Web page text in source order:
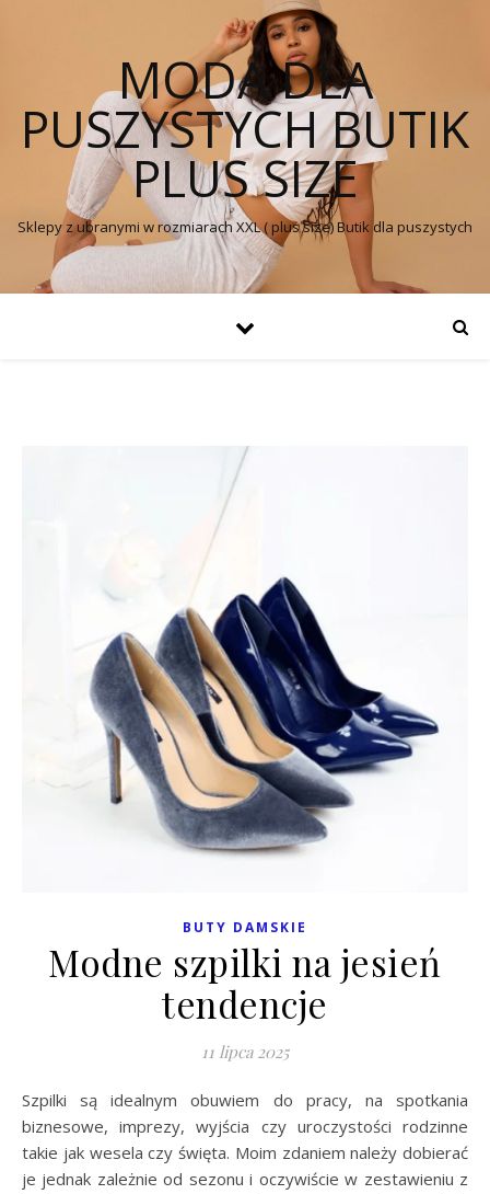
MODA DLA
PUSZYSTYCH BUTIK
PLUS SIZE
Sklepy z ubranymi w rozmiarach XXL ( plus size) Butik dla puszystych
BUTY DAMSKIE
Modne szpilki na jesień
tendencje
11 lipca 2025
Szpilki są idealnym obuwiem do pracy, na spotkania
biznesowe, imprezy, wyjścia czy uroczystości rodzinne
takie jak wesela czy święta. Moim zdaniem należy dobierać
je jednak zależnie od sezonu i oczywiście w zestawieniu z